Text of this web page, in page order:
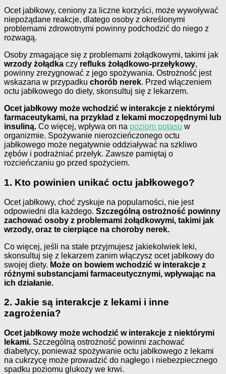
Ocet jabłkowy, ceniony za liczne korzyści, może wywoływać
niepożądane reakcje, dlatego osoby z określonymi
problemami zdrowotnymi powinny podchodzić do niego z
rozwagą.
Osoby zmagające się z problemami żołądkowymi, takimi jak
wrzody żołądka czy refluks żołądkowo-przełykowy,
powinny zrezygnować z jego spożywania. Ostrożność jest
wskazana w przypadku chorób nerek. Przed włączeniem
octu jabłkowego do diety, skonsultuj się z lekarzem.
Ocet jabłkowy może wchodzić w interakcje z niektórymi
farmaceutykami, na przykład z lekami moczopędnymi lub
insuliną. Co więcej, wpływa on na poziom potasu w
organizmie. Spożywanie nierozcieńczonego octu
jabłkowego może negatywnie oddziaływać na szkliwo
zębów i podrażniać przełyk. Zawsze pamiętaj o
rozcieńczaniu go przed spożyciem.
1. Kto powinien unikać octu jabłkowego?
Ocet jabłkowy, choć zyskuje na popularności, nie jest
odpowiedni dla każdego. Szczególną ostrożność powinny
zachować osoby z problemami żołądkowymi, takimi jak
wrzody, oraz te cierpiące na choroby nerek.
Co więcej, jeśli na stałe przyjmujesz jakiekolwiek leki,
skonsultuj się z lekarzem zanim włączysz ocet jabłkowy do
swojej diety. Może on bowiem wchodzić w interakcje z
różnymi substancjami farmaceutycznymi, wpływając na
ich działanie.
2. Jakie są interakcje z lekami i inne
zagrożenia?
Ocet jabłkowy może wchodzić w interakcje z niektórymi
lekami. Szczególną ostrożność powinni zachować
diabetycy, ponieważ spożywanie octu jabłkowego z lekami
na cukrzycę może prowadzić do nagłego i niebezpiecznego
spadku poziomu glukozy we krwi.